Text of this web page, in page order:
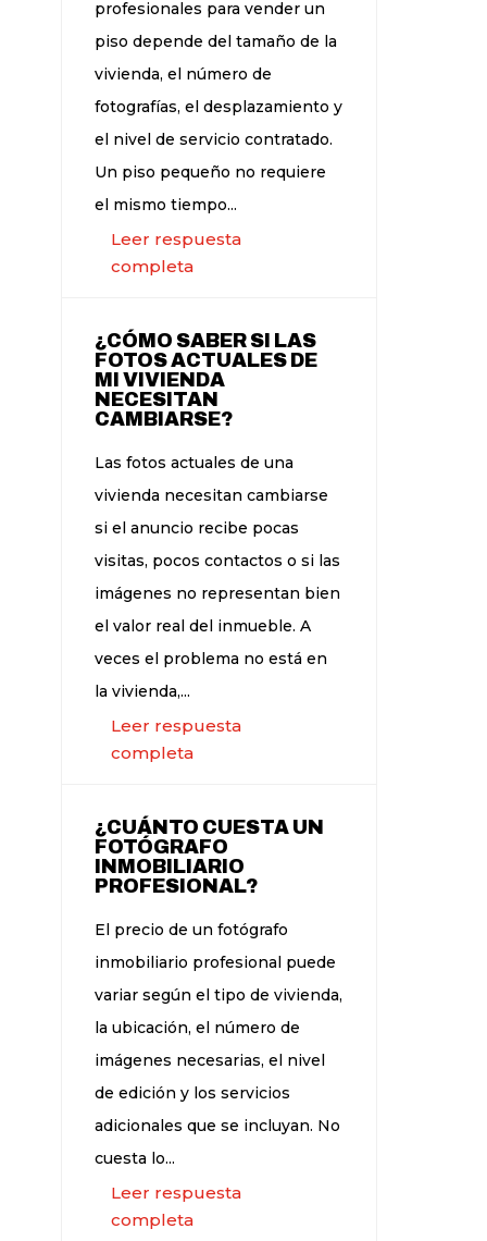
profesionales para vender un
piso depende del tamaño de la
vivienda, el número de
fotografías, el desplazamiento y
el nivel de servicio contratado.
Un piso pequeño no requiere
el mismo tiempo...
Leer respuesta
completa
¿CÓMO SABER SI LAS
FOTOS ACTUALES DE
MI VIVIENDA
NECESITAN
CAMBIARSE?
Las fotos actuales de una
vivienda necesitan cambiarse
si el anuncio recibe pocas
visitas, pocos contactos o si las
imágenes no representan bien
el valor real del inmueble. A
veces el problema no está en
la vivienda,...
Leer respuesta
completa
¿CUÁNTO CUESTA UN
FOTÓGRAFO
INMOBILIARIO
PROFESIONAL?
El precio de un fotógrafo
inmobiliario profesional puede
variar según el tipo de vivienda,
la ubicación, el número de
imágenes necesarias, el nivel
de edición y los servicios
adicionales que se incluyan. No
cuesta lo...
Leer respuesta
completa